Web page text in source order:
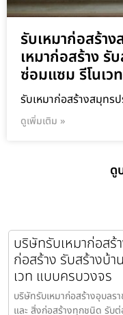
รับเหมาก่อสร้า
เหมาก่อสร้าง รั
ซ่อมแซม รีโนเ
รับเหมาก่อสร้างสมุทร
ดูเพิ่มเติม »
ดู
บริษัทรับเหมาก่อสร้
ก่อสร้าง รับสร้างบ้
เวท แบบครบวงจร
บริษัทรับเหมาก่อสร้างอุบลร
และ สิ่งก่อสร้างทุกชนิด รับ